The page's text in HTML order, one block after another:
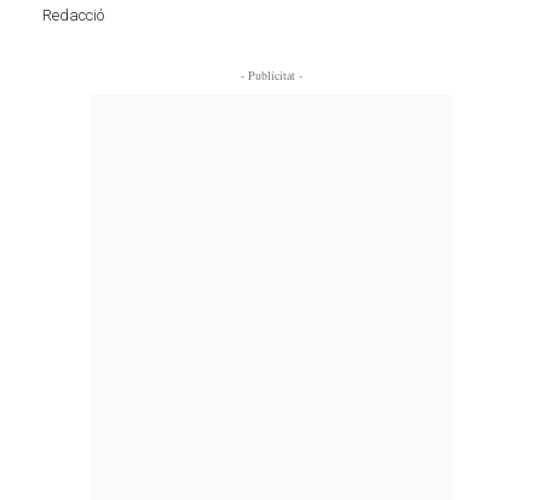
Redacció
- Publicitat -